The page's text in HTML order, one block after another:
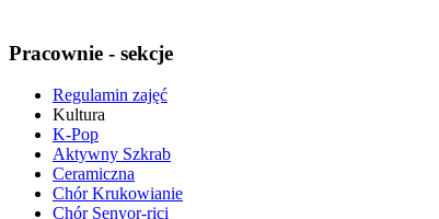
Pracownie - sekcje
Regulamin zajęć
Kultura
K-Pop
Aktywny Szkrab
Ceramiczna
Chór Krukowianie
Chór Senyor-rici